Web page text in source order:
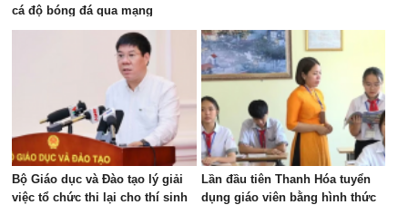
cá độ bóng đá qua mạng
Bộ Giáo dục và Đào tạo lý giải
việc tổ chức thi lại cho thí sinh
Lần đầu tiên Thanh Hóa tuyển
dụng giáo viên bằng hình thức